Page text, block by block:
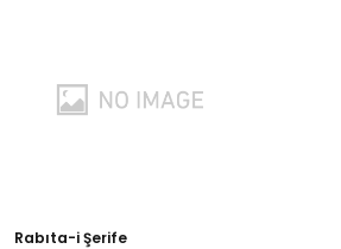
Rabıta-i Şerife